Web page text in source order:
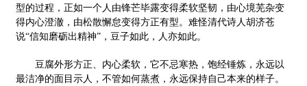
型的过程，正如一个人由锋芒毕露变得柔软坚韧，由心境芜杂变
得内心澄澈，由松散懈怠变得方正有型。难怪清代诗人胡济苍
说“信知磨砺出精神”，豆子如此，人亦如此。
豆腐外形方正、内心柔软，它不忌寒热，饱经锤炼，永远以
最洁净的面目示人，不管如何蒸煮，永远保持自己本来的样子。